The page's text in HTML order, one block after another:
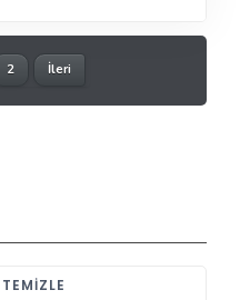
2 İleri